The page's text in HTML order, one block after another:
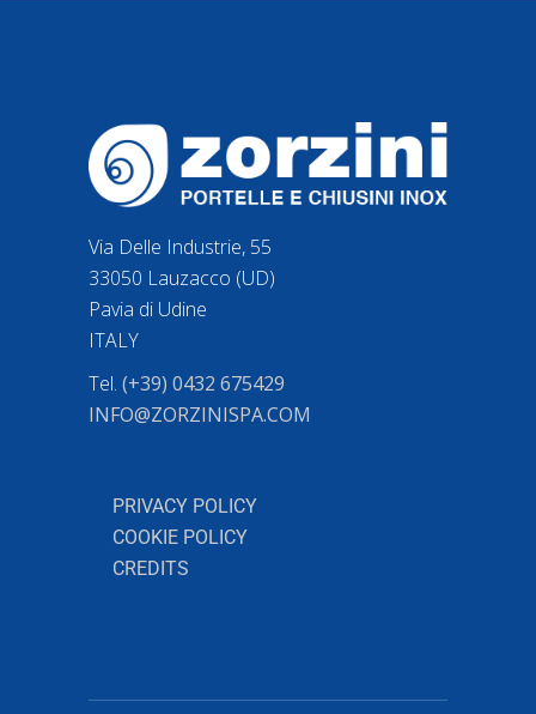
Via Delle Industrie, 55
33050 Lauzacco (UD)
Pavia di Udine
ITALY
Tel. (+39) 0432 675429
INFO@ZORZINISPA.COM
PRIVACY POLICY
COOKIE POLICY
CREDITS